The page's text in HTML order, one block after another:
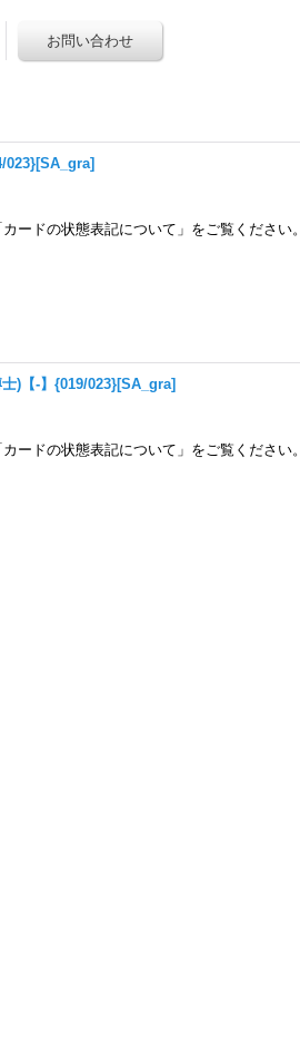
023}[SA_gra]
ードの状態表記について」をご覧ください。
)【-】{019/023}[SA_gra]
ードの状態表記について」をご覧ください。